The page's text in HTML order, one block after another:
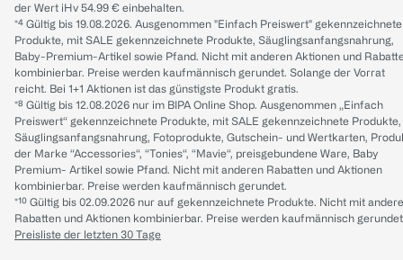
der Wert iHv 54.99 € einbehalten.
*⁴ Gültig bis 19.08.2026. Ausgenommen "Einfach Preiswert" gekennzeichnete
Produkte, mit SALE gekennzeichnete Produkte, Säuglingsanfangsnahrung,
Baby-Premium-Artikel sowie Pfand. Nicht mit anderen Aktionen und
kombinierbar. Preise werden kaufmännisch gerundet. Solange der Vorrat
reicht. Bei 1+1 Aktionen ist das günstigste Produkt gratis.
*⁸ Gültig bis 12.08.2026 nur im BIPA Online Shop. Ausgenommen „Einfach
Preiswert“ gekennzeichnete Produkte, mit SALE gekennzeichnete Produkte,
Säuglingsanfangsnahrung, Fotoprodukte, Gutschein- und Wertkarten,
der Marke “Accessories“, “Tonies“, “Mavie“, preisgebundene Ware, Baby
Premium- Artikel sowie Pfand. Nicht mit anderen Rabatten und Aktionen
kombinierbar. Preise werden kaufmännisch gerundet.
*¹⁰ Gültig bis 02.09.2026 nur auf gekennzeichnete Produkte. Nicht mit
Rabatten und Aktionen kombinierbar. Preise werden kaufmännisch
Preisliste der letzten 30 Tage